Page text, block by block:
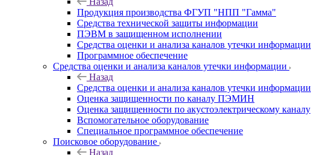
Продукция производства ФГУП "НПП "Гамма"
Средства технической защиты информации
ПЭВМ в защищенном исполнении
Средства оценки и анализа каналов утечки информации
Программное обеспечение
Средства оценки и анализа каналов утечки информации
Назад
Средства оценки и анализа каналов утечки информации
Оценка защищенности по каналу ПЭМИН
Оценка защищенности по акустоэлектрическому каналу
Вспомогательное оборудование
Специальное программное обеспечение
Поисковое оборудование
Назад